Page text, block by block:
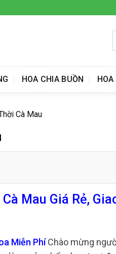
HOA CHIA BUỒN
Cà Mau
Mau Giá Rẻ,
Miễn PhíChào mừng